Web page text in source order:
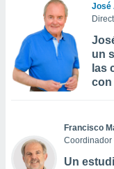
José
un
las
con
Francisco
Coordinador
Un